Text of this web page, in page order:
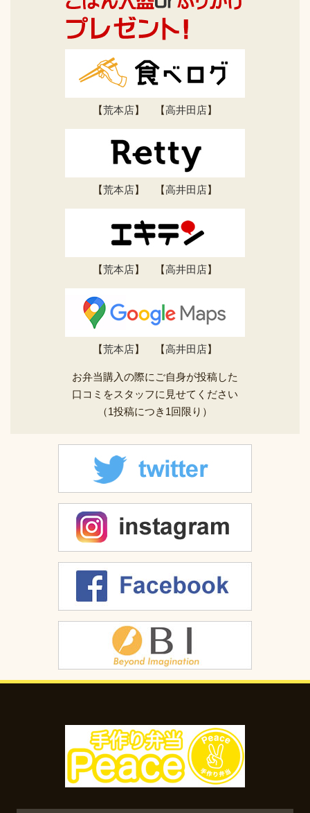
【荒本店】 【高井田店】
【荒本店】 【高井田店】
【荒本店】 【高井田店】
【荒本店】 【高井田店】
お弁当購入の際にご自身が投稿した
口コミをスタッフに見せてください
（1投稿につき1回限り）